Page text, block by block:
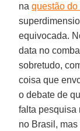
naquestão do
equivocada.
data no
sobretudo,
coisa que
o debate de
falta pesquisa
no Brasil,